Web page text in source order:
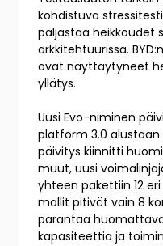
kohdistuva
paljastaa heikkoudet
arkkitehtuurissa.
ovat näyttäytyneet
yllätys.
Uusi Evo-niminen
platform 3.0 alustaan
päivitys kiinnitti
muut, uusi
yhteen pakettiin 12
mallit pitivät vain 8
parantaa
kapasiteettia ja